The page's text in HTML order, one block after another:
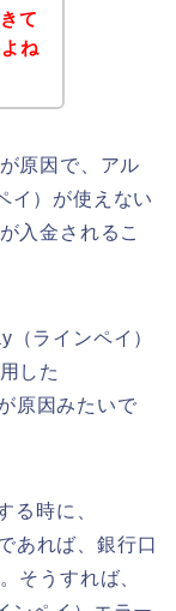
て
ね
原因で、アル
イ）が使えない
入金されるこ
ラインペイ）
した
原因みたいで
る時に、
あれば、銀行口
そうすれば、